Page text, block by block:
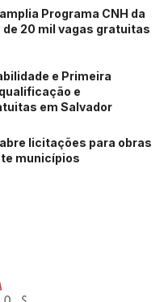
a processos de
à Neoenergia Coelba.
Programa CNH da
de 20 mil vagas gratuitas
e Primeira
e
em Salvador
licitações para obras
municípios